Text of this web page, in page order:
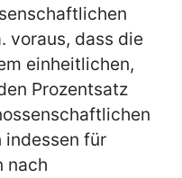
voraus, dass die
einheitlichen,
Prozentsatz
indessen für
nach